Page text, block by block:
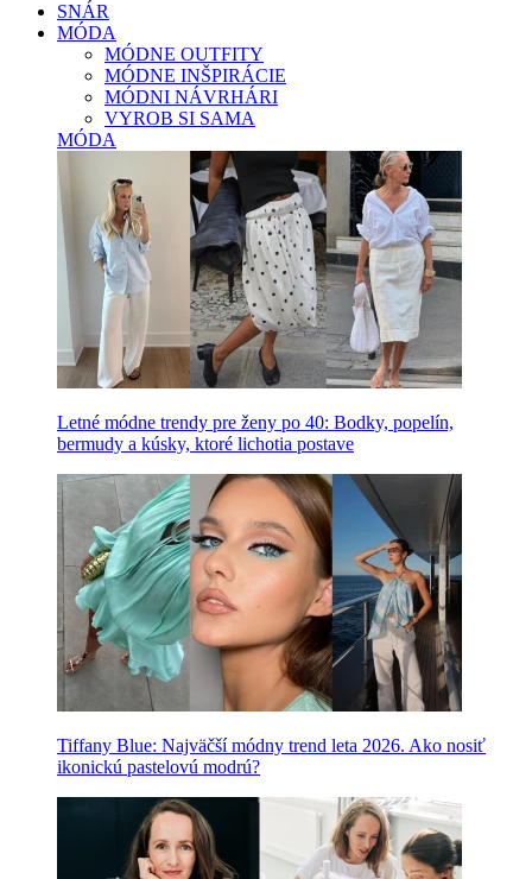
SNÁR
MÓDA
MÓDNE OUTFITY
MÓDNE INŠPIRÁCIE
MÓDNI NÁVRHÁRI
VYROB SI SAMA
MÓDA
Letné módne trendy pre ženy po 40: Bodky, popelín,
bermudy a kúsky, ktoré lichotia postave
Tiffany Blue: Najväčší módny trend leta 2026. Ako nosiť
ikonickú pastelovú modrú?